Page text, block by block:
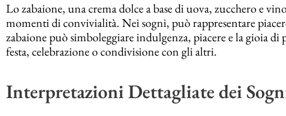
Lo zabaione, una crema dolce a base di uova, zucchero e
momenti di convivialità. Nei sogni, può rappresentare
zabaione può simboleggiare indulgenza, piacere e la gioia
festa, celebrazione o condivisione con gli altri.
Interpretazioni Dettagliate dei